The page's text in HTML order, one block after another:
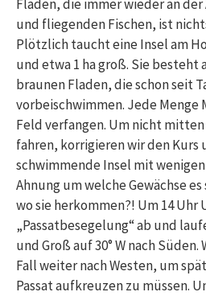
Fladen, die immer wieder an
und fliegenden Fischen, ist
Plötzlich taucht eine Insel am
und etwa 1 ha groß. Sie besteht
braunen Fladen, die schon seit
vorbeischwimmen. Jede Menge
Feld verfangen. Um nicht
fahren, korrigieren wir den Kurs
schwimmende Insel mit
Ahnung um welche Gewächse
wo sie herkommen?! Um 14 Uhr
„Passatbesegelung“ ab und
und Groß auf 30° W nach
Fall weiter nach Westen, um
Passat aufkreuzen zu müssen.